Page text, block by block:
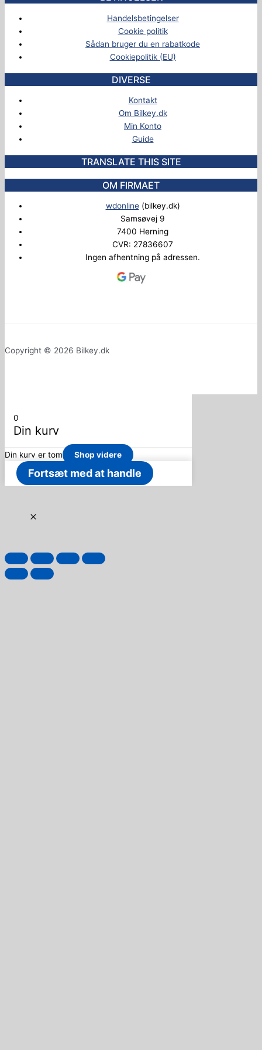
Handelsbetingelser
Cookie politik
Sådan bruger du en rabatkode
Cookiepolitik (EU)
DIVERSE
Kontakt
Om Bilkey.dk
Min Konto
Guide
TRANSLATE THIS SITE
OM FIRMAET
wdonline(bilkey.dk)
Samsøvej 9
7400 Herning
CVR: 27836607
Ingen afhentning på adressen.
Copyright © 2026 Bilkey.dk
0
Din kurv
Din kurv er tom Shop videre
Fortsæt med at handle